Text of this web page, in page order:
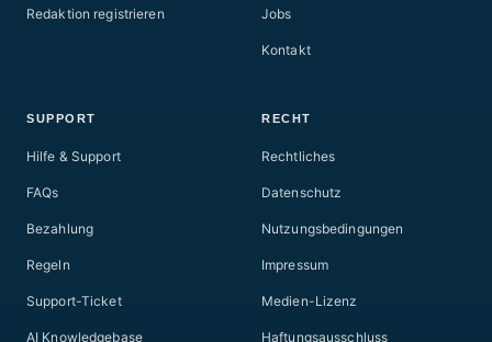
Redaktion registrieren Jobs
Kontakt
SUPPORT
Hilfe & Support
FAQs
Bezahlung
Regeln
Support-Ticket
AI Knowledgebase
RECHT
Rechtliches
Datenschutz
Nutzungsbedingungen
Impressum
Medien-Lizenz
Haftungsausschluss